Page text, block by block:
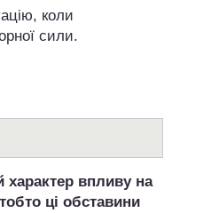
коли
сили.
впливу на
ці обставини